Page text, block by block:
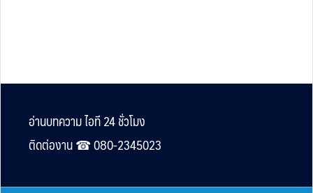
Footer
อ่านบทความ ไอที 24 ชั่วโมง
ติดต่องาน ☎︎ 080-2345023